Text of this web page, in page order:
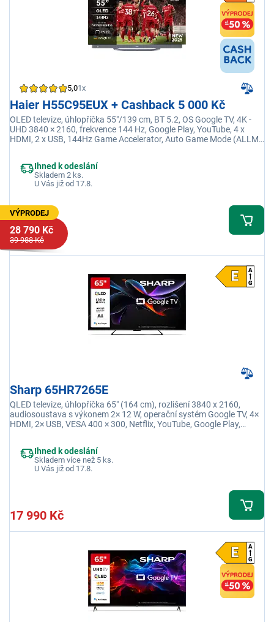
5,01x
Haier H55C95EUX + Cashback 5 000 Kč
OLED televize, úhlopříčka 55"/139 cm, BT 5.2, OS Google TV, 4K -
UHD 3840 × 2160, frekvence 144 Hz, Google Play, YouTube, 4 x
HDMI, 2 x USB, 144Hz Game Accelerator, Auto Game Mode (ALLM),
Ihned k odeslání
Skladem 2 ks.
U Vás již od 17.8.
VÝPRODEJ
28 790 Kč
39 988 Kč
Sharp 65HR7265E
QLED televize, úhlopříčka 65" (164 cm), rozlišení 3840 x 2160,
audiosoustava s výkonem 2× 12 W, operační systém Google TV, 4×
HDMI, 2× USB, VESA 400 × 300, Netflix, YouTube, Google Play,
Ihned k odeslání
Skladem více než 5 ks.
U Vás již od 17.8.
17 990 Kč